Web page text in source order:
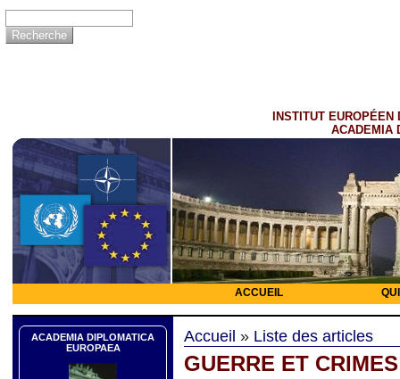
INSTITUT EUROPÉEN
ACADEMIA
ACCUEIL
ACADEMIA DIPLOMATICA
EUROPAEA
Accueil » Liste des articles
GUERRE ET